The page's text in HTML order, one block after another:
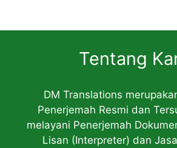
Tentang
DM Translations
Penerjemah Resmi dan
melayani Penerjemah
Lisan (Interpreter) dan